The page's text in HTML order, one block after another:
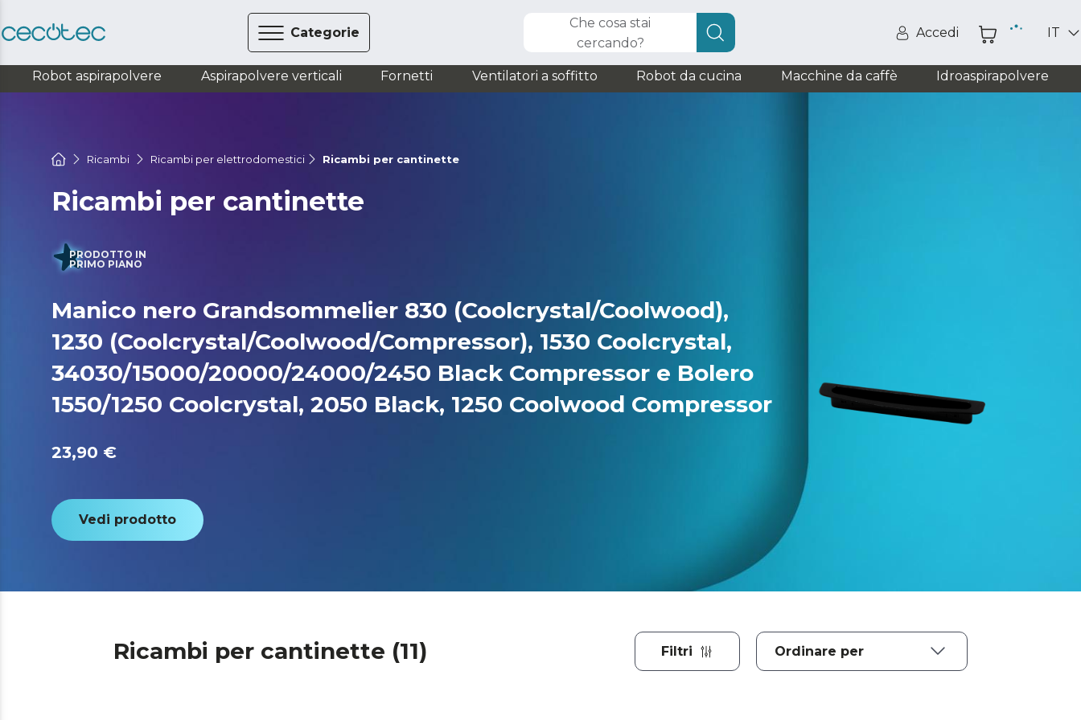
Categorie
Che cosa stai
cercando?
Accedi IT
Robot aspirapolvere Aspirapolvere verticali Fornetti Ventilatori a soffitto Robot da cucina Macchine da caffè Idroaspirapolvere
Ricambi Ricambi per elettrodomestici Ricambi per cantinette
Ricambi per cantinette
PRODOTTO IN
PRIMO PIANO
Manico nero Grandsommelier 830 (Coolcrystal/Coolwood),
1230 (Coolcrystal/Coolwood/Compressor), 1530 Coolcrystal,
34030/15000/20000/24000/2450 Black Compressor e Bolero
1550/1250 Coolcrystal, 2050 Black, 1250 Coolwood Compressor
23,90 €
Vedi prodotto
Ricambi per cantinette (11) Filtri